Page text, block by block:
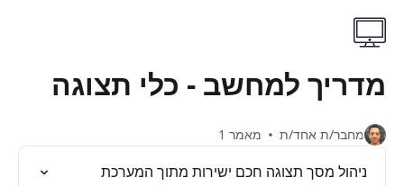
מדריך למחשב - כלי תצוגה
מחבר/ת אחד/ת מאמר 1
ניהול מסך תצוגה חכם ישירות מתוך המערכת